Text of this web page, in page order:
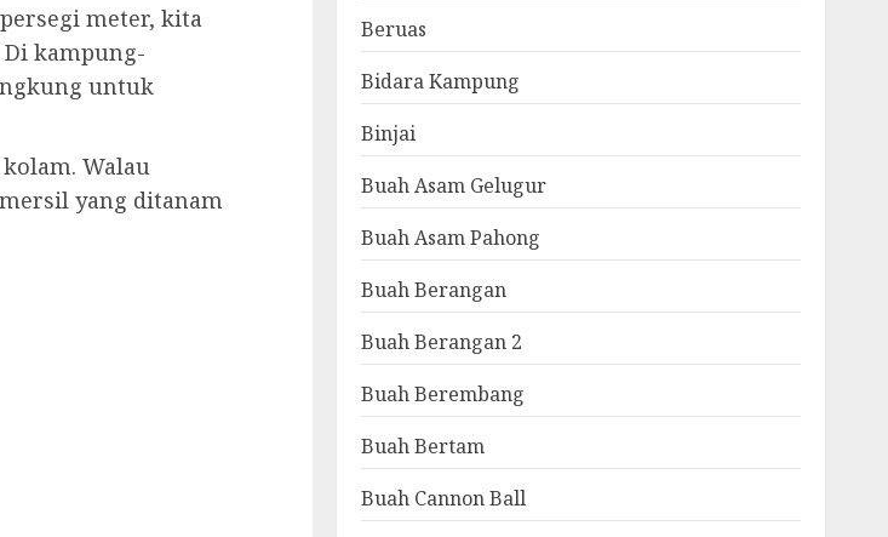
meter, kita
kampung-
untuk
Walau
yang ditanam
Beruas
Bidara Kampung
Binjai
Buah Asam Gelugur
Buah Asam Pahong
Buah Berangan
Buah Berangan 2
Buah Berembang
Buah Bertam
Buah Cannon Ball